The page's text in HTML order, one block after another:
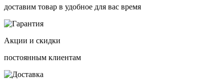
доставим товар в удобное для вас время
Акции и скидки
постоянным клиентам